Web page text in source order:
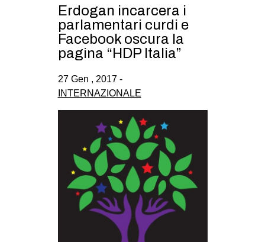
GENERI
MIGRAZIONI
PRECARIATO
CULTURE
ARTE
CINEMA
MANIFESTI
MUSICA
RECENSIONI
INTERNAZIONALE
Erdogan incarcera i
parlamentari curdi e
Facebook oscura la
pagina “HDP Italia”
27 Gen , 2017 -
INTERNAZIONALE